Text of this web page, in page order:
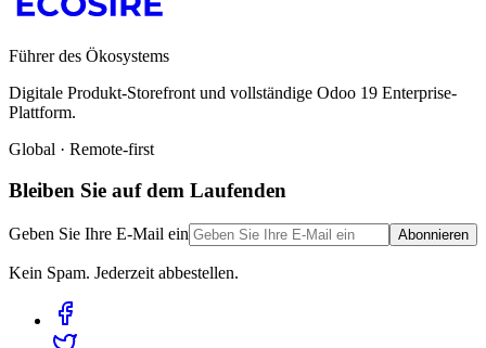
Führer des Ökosystems
Digitale Produkt-Storefront und vollständige Odoo 19 Enterprise-
Plattform.
Global · Remote-first
Bleiben Sie auf dem Laufenden
Geben Sie Ihre E-Mail ein Abonnieren
Kein Spam. Jederzeit abbestellen.